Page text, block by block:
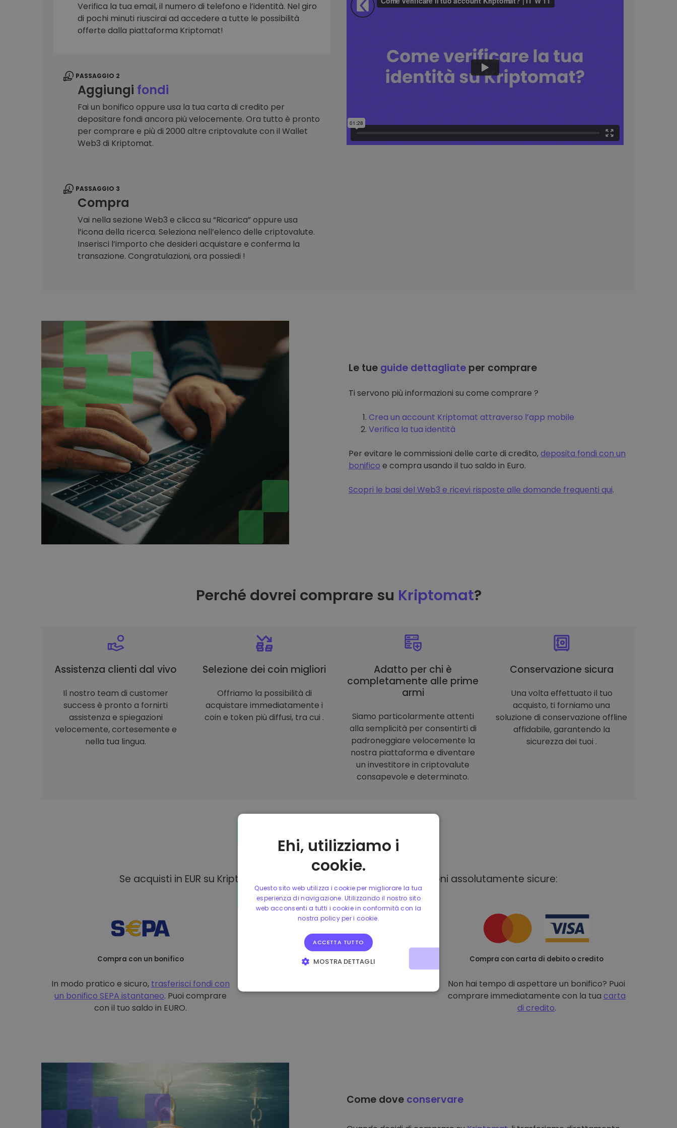
Scoperta investimenti
Trova la tua strategia crypto
Verifica la tua email, il numero di telefono e l’identità. Nel giro
di pochi minuti riuscirai ad accedere a tutte le possibilità
offerte dalla piattaforma Kriptomat!
PASSAGGIO 2
Aggiungi fondi
Fai un bonifico oppure usa la tua carta di credito per
depositare fondi ancora più velocemente. Ora tutto è pronto
per comprare e più di 2000 altre criptovalute con il Wallet
Web3 di Kriptomat.
PASSAGGIO 3
Compra
Vai nella sezione Web3 e clicca su “Ricarica” oppure usa
l’icona della ricerca. Seleziona nell’elenco delle criptovalute.
Inserisci l’importo che desideri acquistare e conferma la
transazione. Congratulazioni, ora possiedi !
Le tue guide dettagliate per comprare
Ti servono più informazioni su come comprare ?
Crea un account Kriptomat attraverso l’app mobile
Verifica la tua identità
Per evitare le commissioni delle carte di credito,deposita fondi con un
bonifico e compra usando il tuo saldo in Euro.
Scopri le basi del Web3 e ricevi risposte alle domande frequenti qui.
Perché dovrei comprare su Kriptomat?
Assistenza clienti dal vivo
Il nostro team di customer
success è pronto a fornirti
assistenza e spiegazioni
velocemente, cortesemente e
nella tua lingua.
Selezione dei coin migliori
Offriamo la possibilità di
acquistare immediatamente i
coin e token più diffusi, tra cui .
Adatto per chi è
completamente alle prime
armi
Siamo particolarmente attenti
alla semplicità per consentirti di
padroneggiare velocemente la
nostra piattaforma e diventare
un investitore in criptovalute
consapevole e determinato.
Conservazione sicura
Una volta effettuato il tuo
acquisto, ti forniamo una
soluzione di conservazione offline
affidabile, garantendo la
sicurezza dei tuoi .
Modalità dipagamento
Se acquisti in EUR su Kriptomat, hai a tua disposizione diverse opzioni assolutamente sicure:
Compra con un bonifico
In modo pratico e sicuro, trasferisci fondi con
un bonifico SEPA istantaneo. Puoi comprare
con il tuo saldo in EURO.
Compra con carta di debito o credito
Non hai tempo di aspettare un bonifico? Puoi
comprare immediatamente con la tua carta
di credito.
Come dove conservare
Ehi, utilizziamo i
cookie.
Questo sito web utilizza i cookie per migliorare la tua
esperienza di navigazione. Utilizzando il nostro sito
web acconsenti a tutti i cookie in conformità con la
nostra policy per i cookie.
ACCETTA TUTTO
MOSTRA DETTAGLI